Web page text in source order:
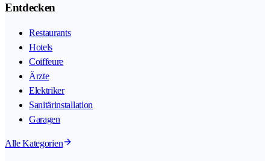
Entdecken
Restaurants
Hotels
Coiffeure
Ärzte
Elektriker
Sanitärinstallation
Garagen
Alle Kategorien